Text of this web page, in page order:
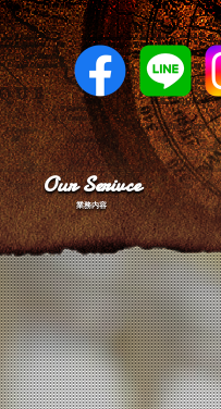
Our Serivce
業務内容